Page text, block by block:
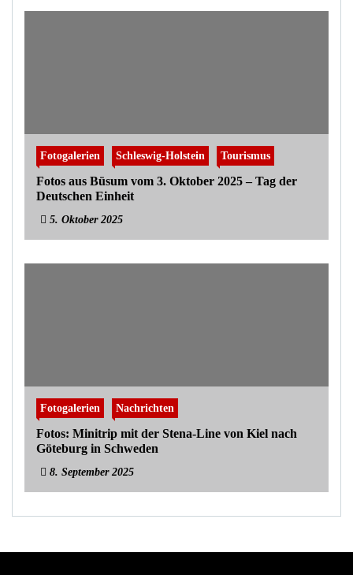
Fotogalerien Schleswig-Holstein Tourismus
Fotos aus Büsum vom 3. Oktober 2025 – Tag der
Deutschen Einheit
5. Oktober 2025
Fotogalerien Nachrichten
Fotos: Minitrip mit der Stena-Line von Kiel nach
Göteburg in Schweden
8. September 2025